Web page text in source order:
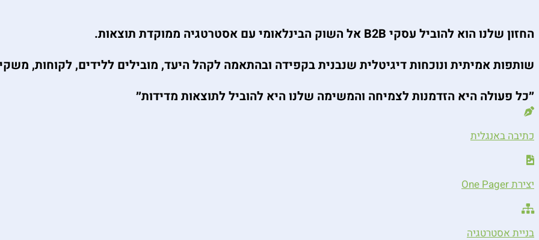
החזון שלנו הוא להוביל עסקי B2B אל השוק הבינלאומי עם אסטרטגיה ממוקדת תוצאות.
שותפות אמיתית ונוכחות דיגיטלית שנבנית בקפידה ובהתאמה לקהל היעד, מובילים ללידים, לקוחות,
״כל פעולה היא הזדמנות לצמיחה והמשימה שלנו היא להוביל לתוצאות מדידות״
כתיבה באנגלית
יצירת One Pager
בניית אסטרטגיה